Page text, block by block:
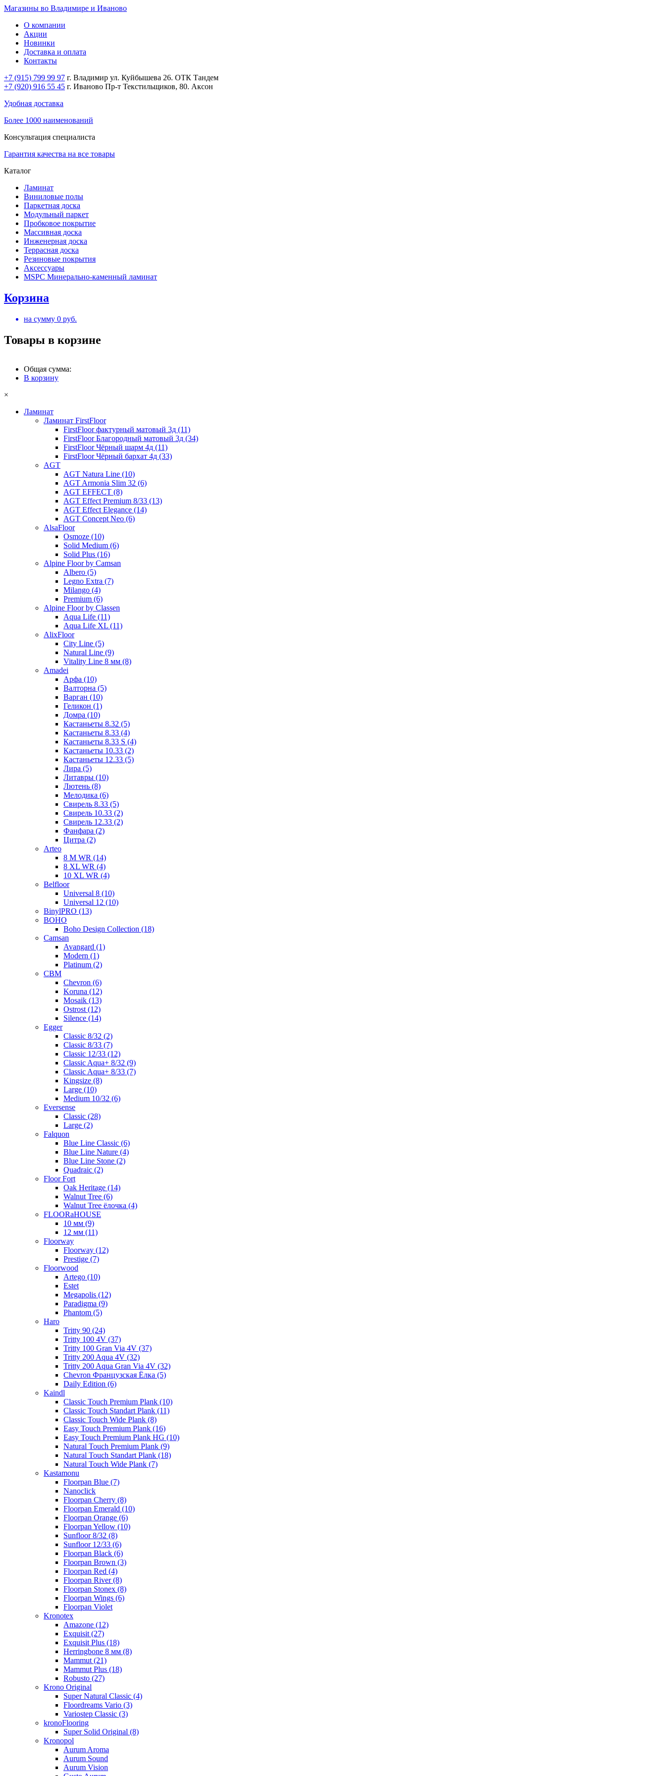
Магазины во Владимире и Иваново
О компании
Акции
Новинки
Доставка и оплата
Контакты
+7 (915) 799 99 97 г. Владимир ул. Куйбышева 26. ОТК Тандем
+7 (920) 916 55 45 г. Иваново Пр-т Текстильщиков, 80. Аксон
Удобная доставка
Более 1000 наименований
Консультация специалиста
Гарантия качества на все товары
Каталог
Ламинат
Виниловые полы
Паркетная доска
Модульный паркет
Пробковое покрытие
Массивная доска
Инженерная доска
Террасная доска
Резиновые покрытия
Аксессуары
MSPC Минерально-каменный ламинат
Корзина
на сумму 0 руб.
Товары в корзине
Общая сумма:
В корзину
×
Ламинат
Ламинат FirstFloor
FirstFloor фактурный матовый 3д (11)
FirstFloor Благородный матовый 3д (34)
FirstFloor Чёрный шарм 4д (11)
FirstFloor Чёрный бархат 4д (33)
AGT
AGT Natura Line (10)
AGT Armonia Slim 32 (6)
AGT EFFECT (8)
AGT Effect Premium 8/33 (13)
AGT Effect Elegance (14)
AGT Concept Neo (6)
AlsaFloor
Osmoze (10)
Solid Medium (6)
Solid Plus (16)
Alpine Floor by Camsan
Albero (5)
Legno Extra (7)
Milango (4)
Premium (6)
Alpine Floor by Classen
Aqua Life (11)
Aqua Life XL (11)
AlixFloor
City Line (5)
Natural Line (9)
Vitality Line 8 мм (8)
Amadei
Арфа (10)
Валторна (5)
Варган (10)
Геликон (1)
Домра (10)
Кастаньеты 8.32 (5)
Кастаньеты 8.33 (4)
Кастаньеты 8.33 S (4)
Кастаньеты 10.33 (2)
Кастаньеты 12.33 (5)
Лира (5)
Литавры (10)
Лютень (8)
Мелодика (6)
Свирель 8.33 (5)
Свирель 10.33 (2)
Свирель 12.33 (2)
Фанфара (2)
Цитра (2)
Arteo
8 M WR (14)
8 XL WR (4)
10 XL WR (4)
Belfloor
Universal 8 (10)
Universal 12 (10)
BinylPRO (13)
BOHO
Boho Design Collection (18)
Camsan
Avangard (1)
Modern (1)
Platinum (2)
CBM
Chevron (6)
Koruna (12)
Mosaik (13)
Ostrost (12)
Silence (14)
Egger
Classic 8/32 (2)
Classic 8/33 (7)
Classic 12/33 (12)
Classic Aqua+ 8/32 (9)
Classic Aqua+ 8/33 (7)
Kingsize (8)
Large (10)
Medium 10/32 (6)
Eversense
Classic (28)
Large (2)
Falquon
Blue Line Classic (6)
Blue Line Nature (4)
Blue Line Stone (2)
Quadraic (2)
Floor Fort
Oak Heritage (14)
Walnut Tree (6)
Walnut Tree ёлочка (4)
FLOORaHOUSE
10 мм (9)
12 мм (11)
Floorway
Floorway (12)
Prestige (7)
Floorwood
Artego (10)
Estet
Megapolis (12)
Paradigma (9)
Phantom (5)
Haro
Tritty 90 (24)
Tritty 100 4V (37)
Tritty 100 Gran Via 4V (37)
Tritty 200 Aqua 4V (32)
Tritty 200 Aqua Gran Via 4V (32)
Chevron Французская Ёлка (5)
Daily Edition (6)
Kaindl
Classic Touch Premium Plank (10)
Classic Touch Standart Plank (11)
Classic Touch Wide Plank (8)
Easy Touch Premium Plank (16)
Easy Touch Premium Plank HG (10)
Natural Touch Premium Plank (9)
Natural Touch Standart Plank (18)
Natural Touch Wide Plank (7)
Kastamonu
Floorpan Blue (7)
Nanoclick
Floorpan Cherry (8)
Floorpan Emerald (10)
Floorpan Orange (6)
Floorpan Yellow (10)
Sunfloor 8/32 (8)
Sunfloor 12/33 (6)
Floorpan Black (6)
Floorpan Brown (3)
Floorpan Red (4)
Floorpan River (8)
Floorpan Stonex (8)
Floorpan Wings (6)
Floorpan Violet
Kronotex
Amazone (12)
Exquisit (27)
Exquisit Plus (18)
Herringbone 8 мм (8)
Mammut (21)
Mammut Plus (18)
Robusto (27)
Krono Original
Super Natural Classic (4)
Floordreams Vario (3)
Variostep Classic (3)
kronoFlooring
Super Solid Original (8)
Kronopol
Aurum Aroma
Aurum Sound
Aurum Vision